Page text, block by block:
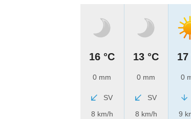
16 °C
0 mm
SV
8 km/h
13 °C
0 mm
SV
8 km/h
17
0
9